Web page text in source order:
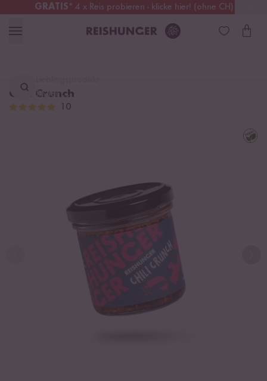
GRATIS* 4 x Reis probieren - klicke hier! (ohne CH)
Schweiz Alle Zölle & Steuern inklusive
finden ...
Chili Crunch
10